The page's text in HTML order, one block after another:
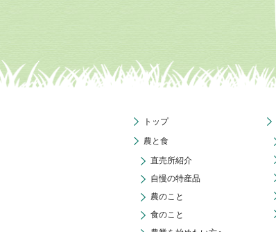
トップ
農と食
直売所紹介
自慢の特産品
農のこと
食のこと